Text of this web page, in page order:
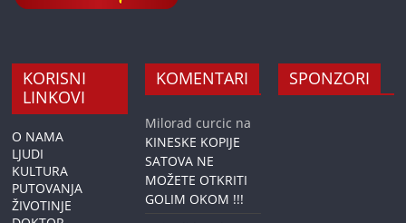
KORISNI
LINKOVI
O NAMA
LJUDI
KULTURA
PUTOVANJA
ŽIVOTINJE
KOMENTARI
Milorad curcic na
KINESKE KOPIJE
SATOVA NE
MOŽETE OTKRITI
GOLIM OKOM !!!
SPONZORI